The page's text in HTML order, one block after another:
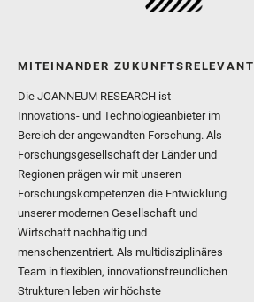
MITEINANDER ZUKUNFTSRELEVANT
Die JOANNEUM RESEARCH ist
Innovations- und Technologieanbieter im
Bereich der angewandten Forschung. Als
Forschungsgesellschaft der Länder und
Regionen prägen wir mit unseren
Forschungskompetenzen die Entwicklung
unserer modernen Gesellschaft und
Wirtschaft nachhaltig und
menschenzentriert. Als multidisziplinäres
Team in flexiblen, innovationsfreundlichen
Strukturen leben wir höchste